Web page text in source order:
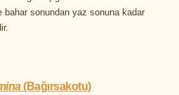
bahar sonundan yaz sonuna kadar
(Bağırsakotu)